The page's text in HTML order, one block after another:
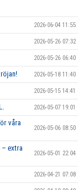
2026-06-04 11:55
2026-05-26 07:32
2026-05-26 06:40
2026-05-18 11:40
2026-05-15 14:41
2026-05-07 19:01
våra
2026-05-06 08:50
extra
2026-05-01 22:04
2026-04-21 07:08